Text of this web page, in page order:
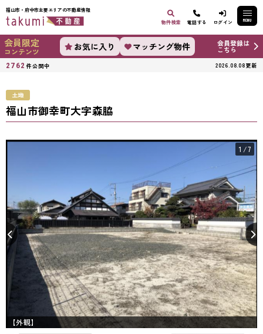
福山市・府中市主要エリアの不動産情報
物件検索
電話する ログイン MENU
会員限定
コンテンツ お気に入り マッチング物件 会員登録は
こちら
2762 件公開中 2026.08.08更新
土地
福山市御幸町大字森脇
1 /7
【外観】